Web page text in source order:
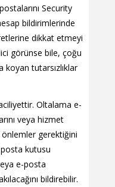
Security
bildirimlerinde
dikkat etmeyi
görünse bile, çoğu
koyan tutarsızlıklar
Oltalama e-
veya hizmet
gerektiğini
kutusu
e-posta
bildirebilir.